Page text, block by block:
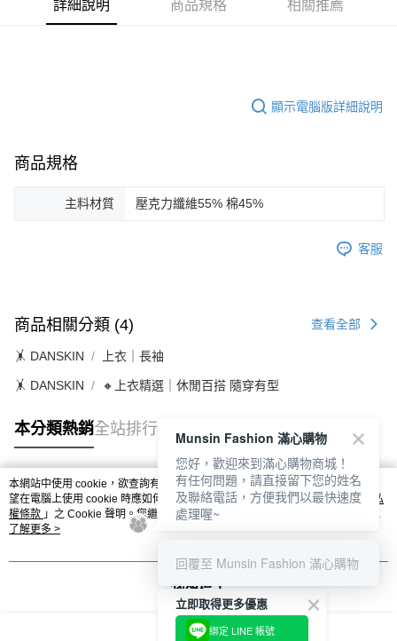
３．收到繳費通知簡訊後14天內，點擊此簡訊中的連結，可透過四大超商／
ATM／網路銀行／等多元方式進行付款，方視為交易完成。
後付繳納相關費用。
客戶支援中心」https://netprotections.freshdesk.com/support/home
１．透過由恩沛科技股份有限公司提供之「AFTEE先享後付」服務完成之交
https://aftee.tw/terms/#terms3
３．未成年的使用者請事先徵得法定代理人或監護人之同意方可使用
「AFTEE先享後付」，若未經同意申辦者引起之損失，本公司不負相關責
４．使用「AFTEE先享後付」時，將依據個別帳號之用戶狀況，依本公司即
５．嚴禁一人註冊多個帳號或使用他人資訊註冊。若發現惡意使用之情形，
恩沛科技股份有限公司將有權停止該用戶之使用額度並採取法律行動。
全家取貨付款
免運費
宅配
免運費
詳細說明 商品規格 相關推薦
顯示電腦版詳細說明
商品規格
主料材質 壓克力纖維55% 棉45%
客服
商品相關分類 (4) 查看全部
🤸 DANSKIN 上衣｜長袖
🤸 DANSKIN 🔸上衣精選｜休閒百搭 隨穿有型
本分類熱銷全站排行
熱門標籤
本網站中使用 cookie，欲查詢有關本網站使用 cookie 方式之詳情，及若您不希
望在電腦上使用 cookie 時應如何變更電腦的 cookie 設定，請參閱本網站「
隱私
權條款 」之 Cookie 聲明。您繼續使用本網站即表示您同意本公司得按本網站使
用條款之 Cookie 聲明使用 cookie。
了解更多 >
我知道了
立即取得更多優惠
綁定 LINE 帳號
Munsin Fashion 滿心購物
您好，歡迎來到滿心購物商城！
有任何問題，請直接留下您的姓名
及聯絡電話，方便我們以最快速度
處理喔~
回覆至 Munsin Fashion 滿心購物